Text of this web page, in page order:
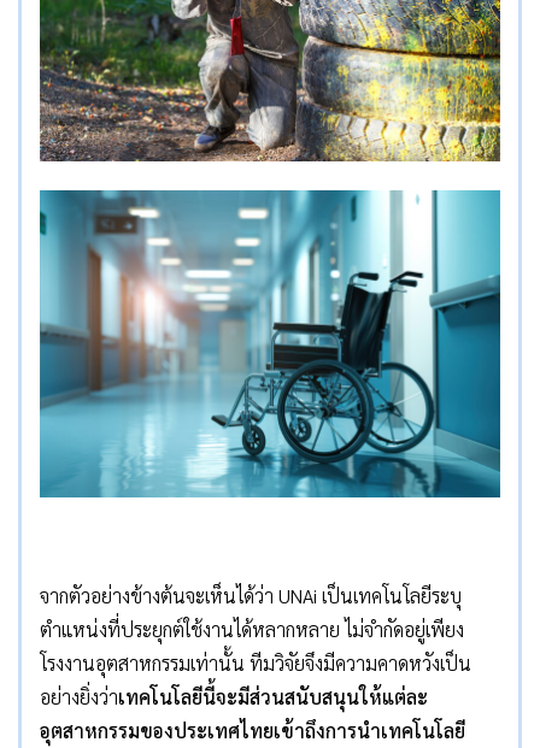
จากตัวอย่างข้างต้นจะเห็นได้ว่า UNAi เป็นเทคโนโลยีระบุ
ตำแหน่งที่ประยุกต์ใช้งานได้หลากหลาย ไม่จำกัดอยู่เพียง
โรงงานอุตสาหกรรมเท่านั้น ทีมวิจัยจึงมีความคาดหวังเป็น
อย่างยิ่งว่าเทคโนโลยีนี้จะมีส่วนสนับสนุนให้แต่ละ
อุตสาหกรรมของประเทศไทยเข้าถึงการนำเทคโนโลยี